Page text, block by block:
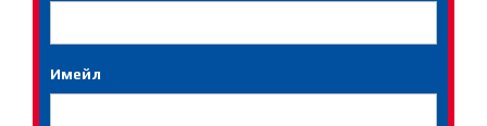
Имейл